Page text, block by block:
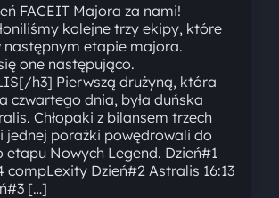
FACEIT Majora za nami!
kolejne trzy ekipy, które
następnym etapie majora.
one następująco.
h3] Pierwszą drużyną, która
czwartego dnia, była duńska
Chłopaki z bilansem trzech
jednej porażki powędrowali do
etapu Nowych Legend. Dzień#1
compLexity Dzień#2 Astralis 16:13
[…]